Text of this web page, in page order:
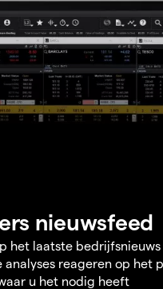
nieuwsfeed
het laatste bedrijfsnieuws
analyses reageren op het
u het nodig heeft